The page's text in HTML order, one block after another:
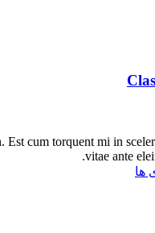
cum torquent mi in
vitae ante
ها